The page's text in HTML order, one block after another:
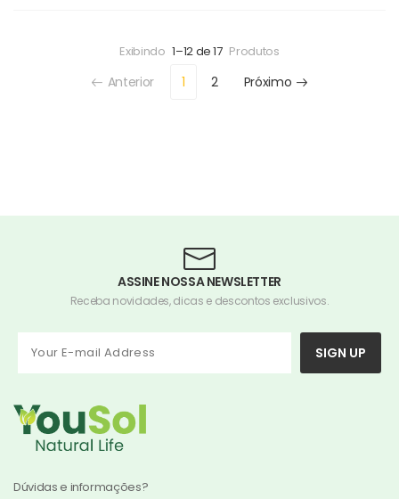
Exibindo 1–12 de 17 Produtos
Anterior 1 2 Próximo
ASSINE NOSSA NEWSLETTER
Receba novidades, dicas e descontos exclusivos.
SIGN UP
Dúvidas e informações?